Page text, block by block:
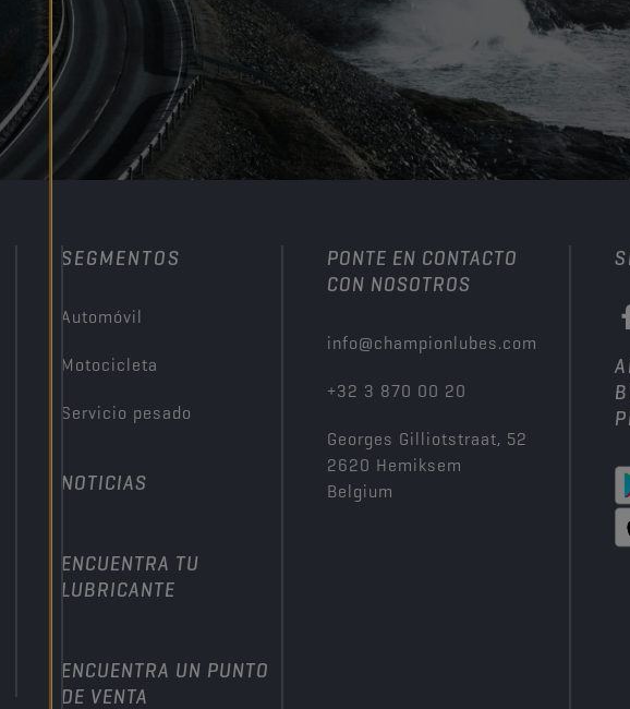
SEGMENTOS
Automóvil
Motocicleta
Servicio pesado
NOTICIAS
ENCUENTRA TU
LUBRICANTE
ENCUENTRA UN PUNTO
DE VENTA
PONTE EN CONTACTO
CON NOSOTROS
info@championlubes.com
+32 3 870 00 20
Georges Gilliotstraat, 52
2620 Hemiksem
Belgium